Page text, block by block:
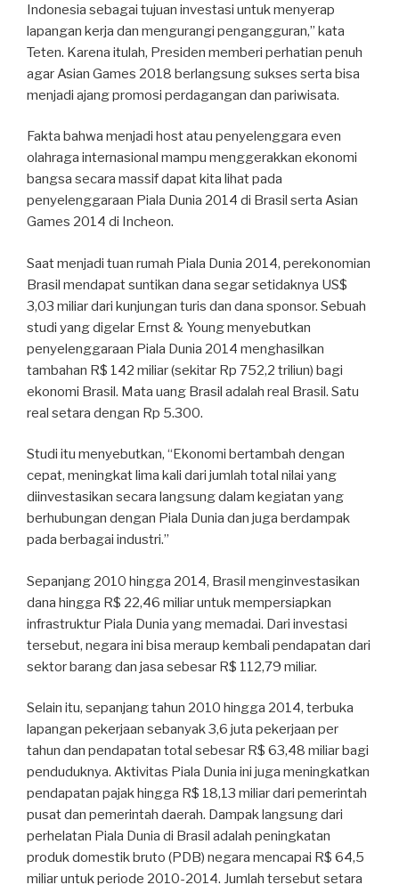
Indonesia sebagai tujuan investasi untuk menyerap
lapangan kerja dan mengurangi pengangguran,” kata
Teten. Karena itulah, Presiden memberi perhatian penuh
agar Asian Games 2018 berlangsung sukses serta bisa
menjadi ajang promosi perdagangan dan pariwisata.
Fakta bahwa menjadi host atau penyelenggara even
olahraga internasional mampu menggerakkan ekonomi
bangsa secara massif dapat kita lihat pada
penyelenggaraan Piala Dunia 2014 di Brasil serta Asian
Games 2014 di Incheon.
Saat menjadi tuan rumah Piala Dunia 2014, perekonomian
Brasil mendapat suntikan dana segar setidaknya US$
3,03 miliar dari kunjungan turis dan dana sponsor. Sebuah
studi yang digelar Ernst & Young menyebutkan
penyelenggaraan Piala Dunia 2014 menghasilkan
tambahan R$ 142 miliar (sekitar Rp 752,2 triliun) bagi
ekonomi Brasil. Mata uang Brasil adalah real Brasil. Satu
real setara dengan Rp 5.300.
Studi itu menyebutkan, “Ekonomi bertambah dengan
cepat, meningkat lima kali dari jumlah total nilai yang
diinvestasikan secara langsung dalam kegiatan yang
berhubungan dengan Piala Dunia dan juga berdampak
pada berbagai industri.”
Sepanjang 2010 hingga 2014, Brasil menginvestasikan
dana hingga R$ 22,46 miliar untuk mempersiapkan
infrastruktur Piala Dunia yang memadai. Dari investasi
tersebut, negara ini bisa meraup kembali pendapatan dari
sektor barang dan jasa sebesar R$ 112,79 miliar.
Selain itu, sepanjang tahun 2010 hingga 2014, terbuka
lapangan pekerjaan sebanyak 3,6 juta pekerjaan per
tahun dan pendapatan total sebesar R$ 63,48 miliar bagi
penduduknya. Aktivitas Piala Dunia ini juga meningkatkan
pendapatan pajak hingga R$ 18,13 miliar dari pemerintah
pusat dan pemerintah daerah. Dampak langsung dari
perhelatan Piala Dunia di Brasil adalah peningkatan
produk domestik bruto (PDB) negara mencapai R$ 64,5
miliar untuk periode 2010-2014. Jumlah tersebut setara